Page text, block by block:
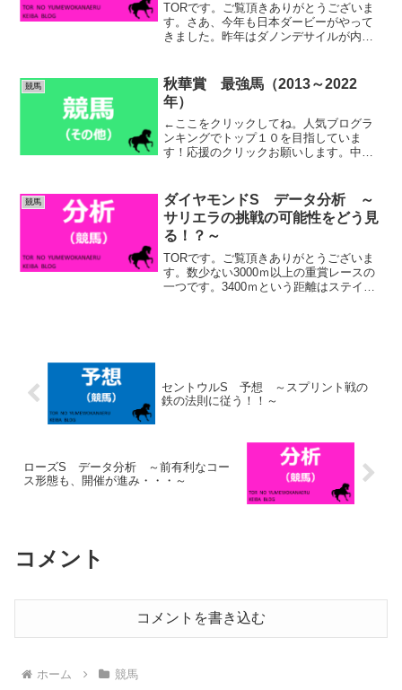
TORです。ご覧頂きありがとうございま
す。さあ、今年も日本ダービーがやって
きました。昨年はダノンデサイルが内を
バローズを思い出しましたね。それ以外
にも、2022年ア...
競馬
秋華賞 最強馬（2013～2022
年）
←ここをクリックしてね。人気ブログラ
ンキングでトップ１０を目指していま
す！応援のクリックお願いします。中央
馬を私の独断と偏見で決定していきたい
と思います。気楽に見ていって...
競馬
ダイヤモンドS データ分析 ～
サリエラの挑戦の可能性をどう見
る！？～
TORです。ご覧頂きありがとうございま
す。数少ない3000ｍ以上の重賞レースの
一つです。3400ｍという距離はステイヤ
セントウルS 予想 ～スプリント戦の
鉄の法則に従う！！～
ローズS データ分析 ～前有利なコー
ス形態も、開催が進み・・・～
コメント
コメントを書き込む
ホーム 競馬